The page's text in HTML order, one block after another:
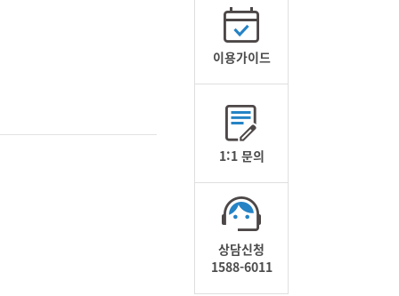
이용가이드
1:1 문의
상담신청
1588-6011